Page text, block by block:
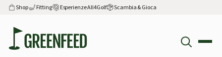
Shop Fitting Esperienze All4Golf Scambia & Gioca